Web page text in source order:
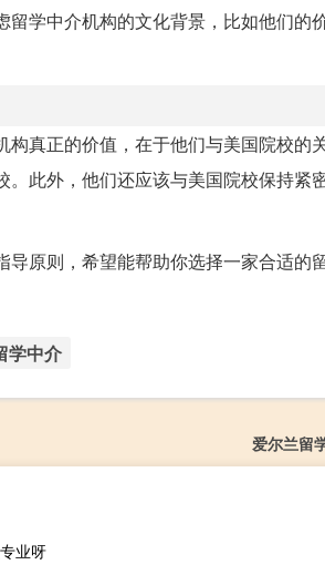
学中介机构的文化背景，比如他们的
真正的价值，在于他们与美国院校的
此外，他们还应该与美国院校保持紧
原则，希望能帮助你选择一家合适的
学中介
爱尔兰留
业呀